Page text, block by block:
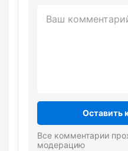
Оставить
Все комментарии
модерацию